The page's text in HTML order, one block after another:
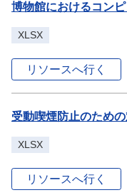
博物館におけるコン
XLSX
リソースへ行く
受動喫煙防止のため
XLSX
リソースへ行く